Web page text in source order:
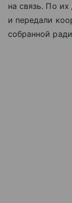
на связь. По
и передали
собранной